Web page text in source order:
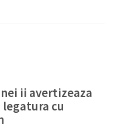
ii avertizeaza
cu